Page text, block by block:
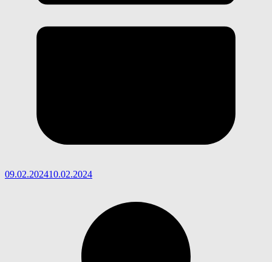
09.02.202410.02.2024